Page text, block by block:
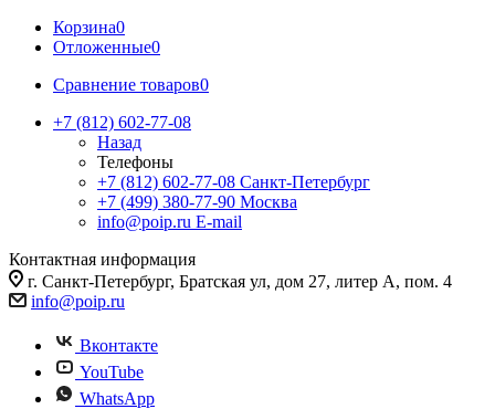
Корзина0
Отложенные0
Сравнение товаров0
+7 (812) 602-77-08
Назад
Телефоны
+7 (812) 602-77-08 Санкт-Петербург
+7 (499) 380-77-90 Москва
info@poip.ru E-mail
Контактная информация
г. Санкт-Петербург, Братская ул, дом 27, литер А, пом. 4
info@poip.ru
Вконтакте
YouTube
WhatsApp